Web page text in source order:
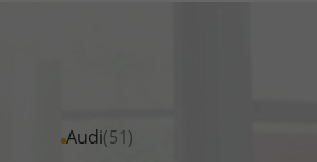
Audi(51)
Alle